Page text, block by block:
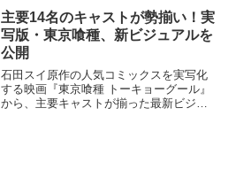
るマッケンジー...
主要14名のキャストが勢揃い！実
写版・東京喰種、新ビジュアルを
公開
石田スイ原作の人気コミックスを実写化
する映画『東京喰種 トーキョーグール』
から、主要キャストが揃った最新ビジュ